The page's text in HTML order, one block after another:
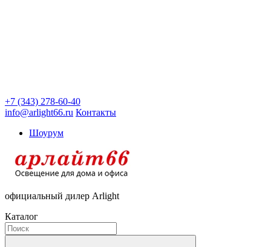
+7 (343) 278-60-40
info@arlight66.ru Контакты
Шоурум
официальный дилер Arlight
Каталог